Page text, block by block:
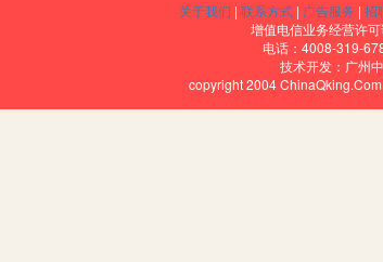
织者、指导者、合作者，与学生处于平等的地位，这增
的核心和根本，怎样探究是学生苦恼的问题。为了让
关于我们 | 联系方式 | 广告服务 | 招
增值电信业务经营许
电话：4008-319-
技术开发：广州
copyright 2004